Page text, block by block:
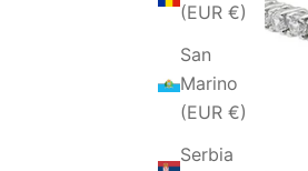
(EUR €)
San
Marino
(EUR €)
Serbia